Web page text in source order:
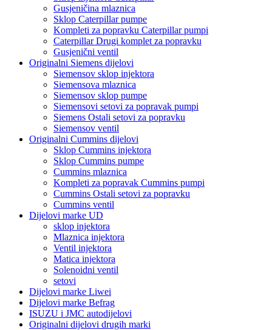
Gusjeničina mlaznica
Sklop Caterpillar pumpe
Kompleti za popravku Caterpillar pumpi
Caterpillar Drugi komplet za popravku
Gusjenični ventil
Originalni Siemens dijelovi
Siemensov sklop injektora
Siemensova mlaznica
Siemensov sklop pumpe
Siemensovi setovi za popravak pumpi
Siemens Ostali setovi za popravku
Siemensov ventil
Originalni Cummins dijelovi
Sklop Cummins injektora
Sklop Cummins pumpe
Cummins mlaznica
Kompleti za popravak Cummins pumpi
Cummins Ostali setovi za popravku
Cummins ventil
Dijelovi marke UD
sklop injektora
Mlaznica injektora
Ventil injektora
Matica injektora
Solenoidni ventil
setovi
Dijelovi marke Liwei
Dijelovi marke Befrag
ISUZU i JMC autodijelovi
Originalni dijelovi drugih marki